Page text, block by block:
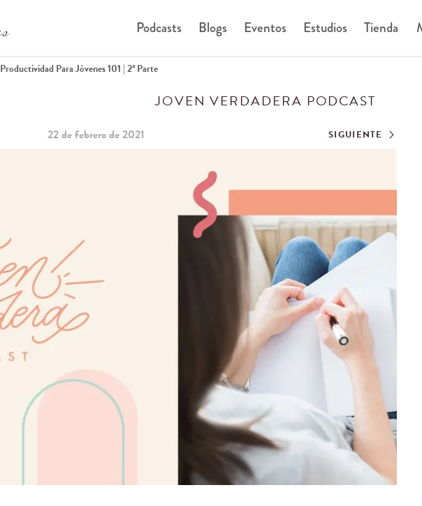
Podcasts Blogs Eventos Estudios Tienda
Productividad Para Jóvenes 101 | 2ª Parte
JOVEN VERDADERA PODCAST
22 de febrero de 2021 SIGUIENTE